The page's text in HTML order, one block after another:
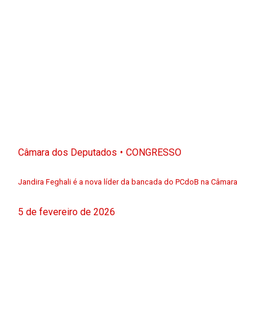
Câmara dos Deputados CONGRESSO
Jandira Feghali é a nova líder da bancada do PCdoB na Câmara
5 de fevereiro de 2026